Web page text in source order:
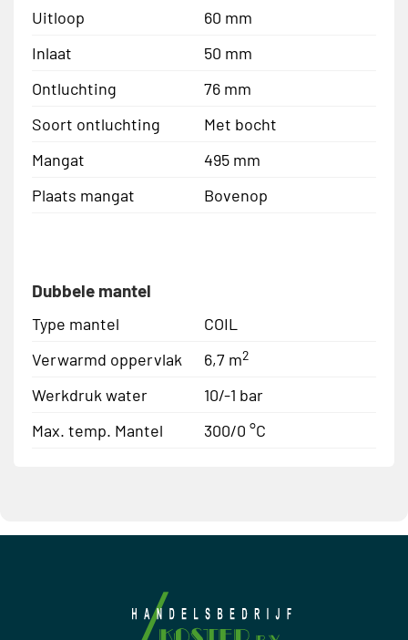
Uitloop
60 mm
Inlaat
50 mm
Ontluchting
76 mm
Soort ontluchting
Met bocht
Mangat
495 mm
Plaats mangat
Bovenop
Dubbele mantel
Type mantel
COIL
Verwarmd oppervlak
6,7 m2
Werkdruk water
10/-1 bar
Max. temp. Mantel
300/0 °C